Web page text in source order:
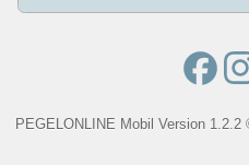
PEGELONLINE Mobil Version